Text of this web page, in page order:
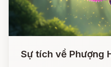
Sự tích về Phượng